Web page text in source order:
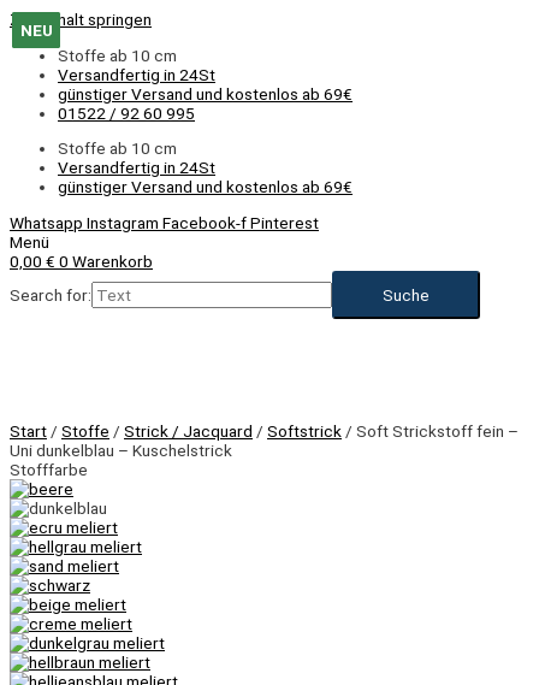
Zum Inhalt springen
Stoffe ab 10 cm
Versandfertig in 24St
günstiger Versand und kostenlos ab 69€
01522 / 92 60 995
Stoffe ab 10 cm
Versandfertig in 24St
günstiger Versand und kostenlos ab 69€
Whatsapp Instagram Facebook-fPinterest
Menü
0,00 € 0 Warenkorb
Search for:
Start / Stoffe / Strick / Jacquard / Softstrick / Soft Strickstoff fein –
Uni dunkelblau – Kuschelstrick
Stofffarbe
NEU
NEU
NEU
NEU
NEU
NEU
NEU
NEU
NEU
NEU
NEU